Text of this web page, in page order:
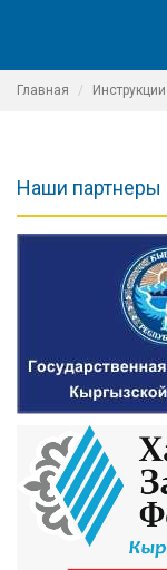
Главная Инструкции
Наши партнеры